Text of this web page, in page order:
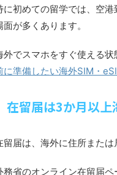
に初めての留学では、空
面が多くあります。
外でスマホをすぐ使える
に準備したい海外SIM・
在留届は3か月以
留届は、海外に住所また
務省のオンライン在留届